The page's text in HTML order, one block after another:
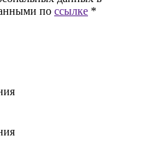
по ссылке *